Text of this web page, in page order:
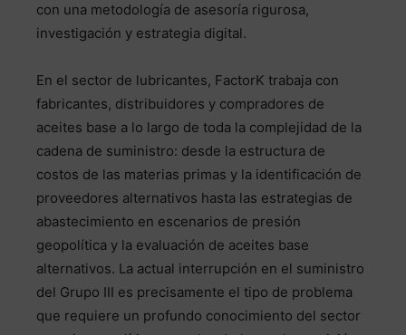
con una metodología de asesoría rigurosa,
investigación y estrategia digital.
En el sector de lubricantes, FactorK trabaja con
fabricantes, distribuidores y compradores de
aceites base a lo largo de toda la complejidad de la
cadena de suministro: desde la estructura de
costos de las materias primas y la identificación de
proveedores alternativos hasta las estrategias de
abastecimiento en escenarios de presión
geopolítica y la evaluación de aceites base
alternativos. La actual interrupción en el suministro
del Grupo III es precisamente el tipo de problema
que requiere un profundo conocimiento del sector